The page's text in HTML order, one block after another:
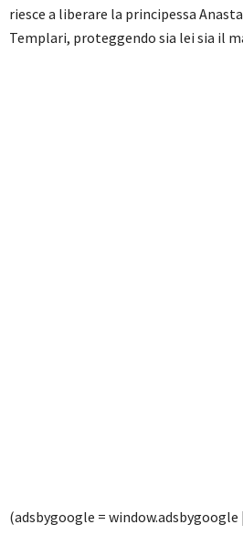
riesce a liberare la principessa
Templari, proteggendo sia lei sia il
(adsbygoogle =